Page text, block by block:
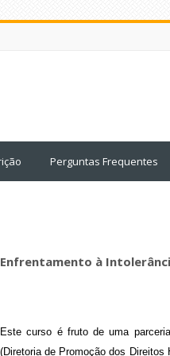
Perguntas Frequentes
Enfrentamento à
Este curso é fruto de uma
(Diretoria de Promoção dos